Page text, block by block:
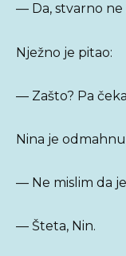
— Da, stvarno ne
Nježno je pitao:
— Zašto? Pa
Nina je
— Ne mislim da
— Šteta, Nin.